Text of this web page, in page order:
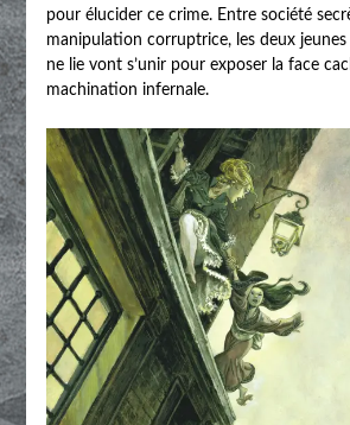
pour élucider ce crime. Entre société
manipulation corruptrice, les deux
ne lie vont s’unir pour exposer la face
machination infernale.